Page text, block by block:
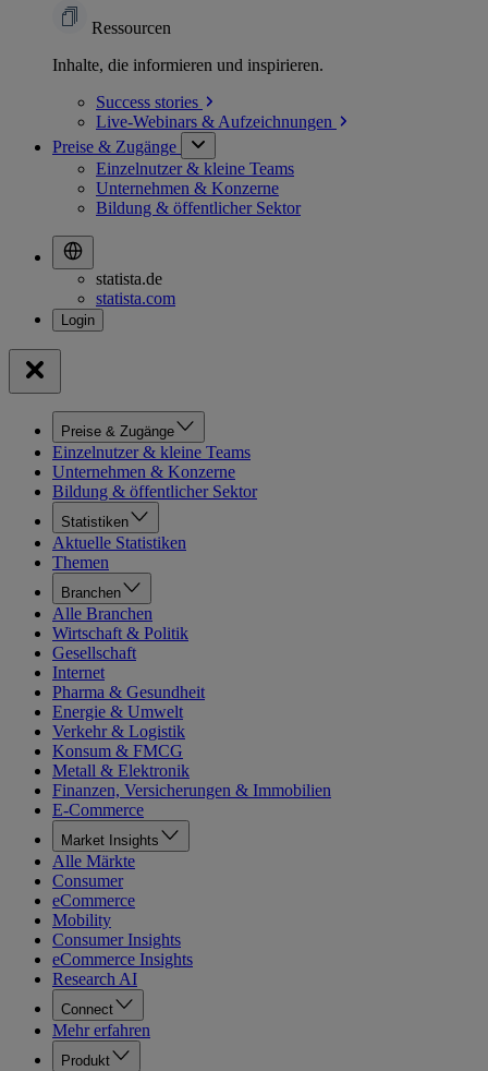
Ressourcen
Inhalte, die informieren und inspirieren.
Success stories
Live-Webinars & Aufzeichnungen
Preise & Zugänge
Einzelnutzer & kleine Teams
Unternehmen & Konzerne
Bildung & öffentlicher Sektor
statista.de
statista.com
Preise & Zugänge
Einzelnutzer & kleine Teams
Unternehmen & Konzerne
Bildung & öffentlicher Sektor
Statistiken
Aktuelle Statistiken
Themen
Branchen
Alle Branchen
Wirtschaft & Politik
Gesellschaft
Internet
Pharma & Gesundheit
Energie & Umwelt
Verkehr & Logistik
Konsum & FMCG
Metall & Elektronik
Finanzen, Versicherungen & Immobilien
E-Commerce
Market Insights
Alle Märkte
Consumer
eCommerce
Mobility
Consumer Insights
eCommerce Insights
Research AI
Connect
Mehr erfahren
Produkt